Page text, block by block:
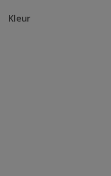
Kleur